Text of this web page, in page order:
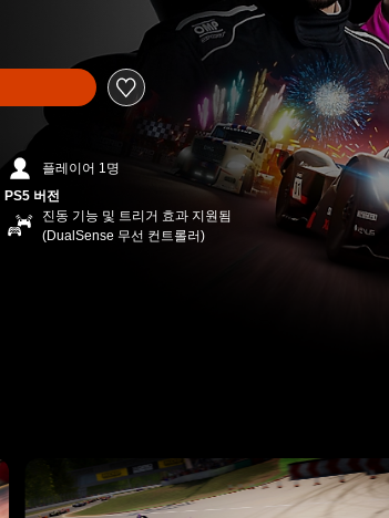
서 할인됨
플레이어 1명
PS5 버전
진동 기능 및 트리거 효과 지원됨
(DualSense 무선 컨트롤러)